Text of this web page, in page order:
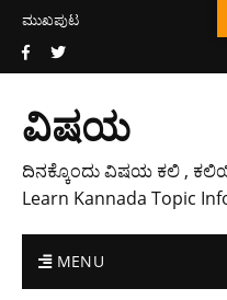
ಮುಖಪುಟ
ವಿಷಯ
ದಿನಕ್ಕೊಂದು ವಿಷಯ ಕಲಿ ,
Learn Kannada Topic
MENU